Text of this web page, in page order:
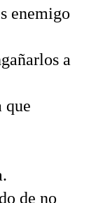
enemigo
a
que
de no